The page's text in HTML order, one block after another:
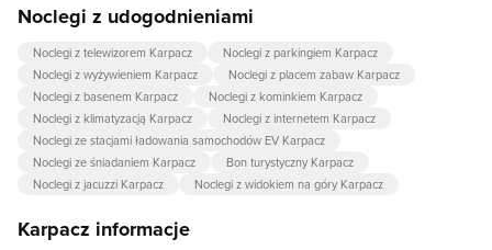
Noclegi z udogodnieniami
Noclegi z telewizorem Karpacz
Noclegi z parkingiem Karpacz
Noclegi z wyżywieniem Karpacz
Noclegi z placem zabaw Karpacz
Noclegi z basenem Karpacz
Noclegi z kominkiem Karpacz
Noclegi z klimatyzacją Karpacz
Noclegi z internetem Karpacz
Noclegi ze stacjami ładowania samochodów EV Karpacz
Noclegi ze śniadaniem Karpacz
Bon turystyczny Karpacz
Noclegi z jacuzzi Karpacz
Noclegi z widokiem na góry Karpacz
Karpacz informacje